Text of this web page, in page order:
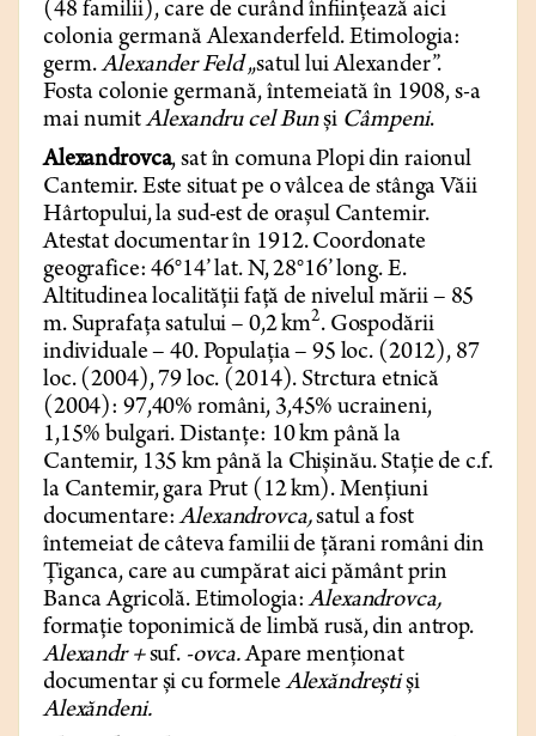
(48 familii), care de curând înfi­ințează aici
colonia germană Alexan­derfeld. Etimologia:
germ.Alexan­der Feld„satul lui Alexander”.
Fosta colonie germană, întemeiată în 1908, s-a
mai numitAlexandru cel Bunși Câmpeni.
Alexandrovca, sat în comuna Plopi din raionul
Cantemir. Este situat pe o vâlcea de stânga Văii
Hârtopului, la sud-est de orașul Cantemir.
Atestat documentar în 1912. Coordonate
geografice: 46°14’ lat. N, 28°16’ long. E.
Altitudinea localității față de nivelul mării – 85
m. Suprafața satului – 0,2 km2. Gospodării
individuale – 40. Populația – 95 loc. (2012), 87
loc. (2004), 79 loc. (2014). Strctura etnică
(2004): 97,40% români, 3,45% ucraineni,
1,15% bulgari. Distanțe: 10 km până la
Cantemir, 135 km până la Chișinău. Stație de c.f.
la Cantemir, gara Prut (12 km). Mențiuni
documentare:Alexandrovca,satul a fost
întemeiat de câteva familii de țărani români din
Țiganca, care au cumpărat aici pământ prin
Banca Agricolă. Etimologia:Alexandrovca,
formație toponimică de limbă rusă, din antrop.
Alexandr +suf. -ovca.Apare menționat
documentar și cu formeleAlexăndreștiși
Alexăndeni.